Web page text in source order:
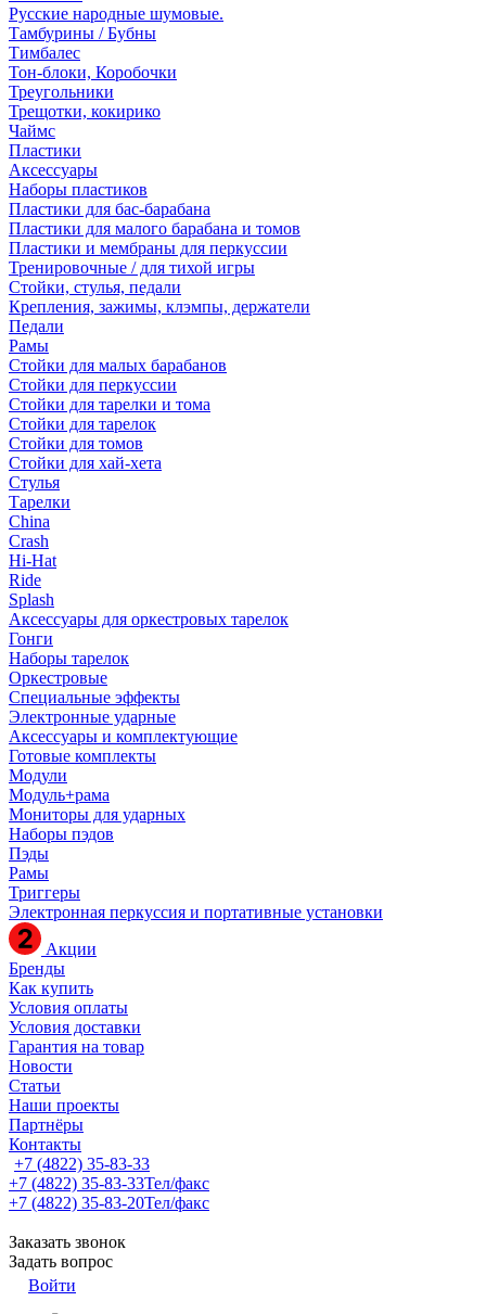
Русские народные шумовые.
Тамбурины / Бубны
Тимбалес
Тон-блоки, Коробочки
Треугольники
Трещотки, кокирико
Чаймс
Пластики
Аксессуары
Наборы пластиков
Пластики для бас-барабана
Пластики для малого барабана и томов
Пластики и мембраны для перкуссии
Тренировочные / для тихой игры
Стойки, стулья, педали
Крепления, зажимы, клэмпы, держатели
Педали
Рамы
Стойки для малых барабанов
Стойки для перкуссии
Стойки для тарелки и тома
Стойки для тарелок
Стойки для томов
Стойки для хай-хета
Стулья
Тарелки
China
Crash
Hi-Hat
Ride
Splash
Аксессуары для оркестровых тарелок
Гонги
Наборы тарелок
Оркестровые
Специальные эффекты
Электронные ударные
Аксессуары и комплектующие
Готовые комплекты
Модули
Модуль+рама
Мониторы для ударных
Наборы пэдов
Пэды
Рамы
Триггеры
Электронная перкуссия и портативные установки
Акции
Бренды
Как купить
Условия оплаты
Условия доставки
Гарантия на товар
Новости
Статьи
Наши проекты
Партнёры
Контакты
+7 (4822) 35-83-33
+7 (4822) 35-83-33Тел/факс
+7 (4822) 35-83-20Тел/факс
Заказать звонок
Задать вопрос
Войти